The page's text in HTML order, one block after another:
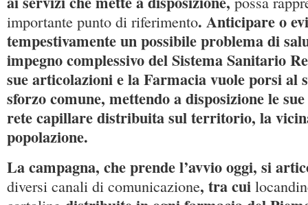
importante punto di riferimento. Anticipare o
tempestivamente un possibile problema di
impegno complessivo del Sistema Sanitario
sue articolazioni e la Farmacia vuole porsi al
sforzo comune, mettendo a disposizione le
rete capillare distribuita sul territorio, la
popolazione.
La campagna, che prende l’avvio oggi, si
diversi canali di comunicazione, tra cui